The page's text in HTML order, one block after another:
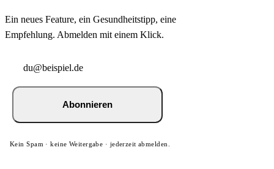
Ein neues Feature, ein Gesundheitstipp, eine
Empfehlung. Abmelden mit einem Klick.
Abonnieren
Kein Spam · keine Weitergabe · jederzeit abmelden.